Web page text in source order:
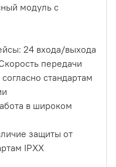
модуль с
24 входа/выхода
передачи
стандартам
в широком
защиты от
IPXX